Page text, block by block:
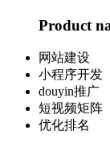
Product
网站建设
小程序开发
douyin推广
短视频矩阵
优化排名